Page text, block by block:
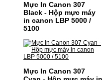
Mực In Canon 307
Black - Hộp mực máy
in canon LBP 5000 /
5100
Mực In Canon 307